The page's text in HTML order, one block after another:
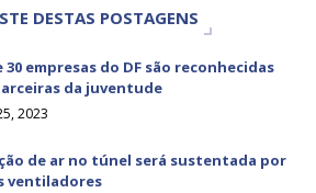
DESTAS POSTAGENS
30 empresas do DF são reconhecidas
da juventude
2023
de ar no túnel será sustentada por
ventiladores